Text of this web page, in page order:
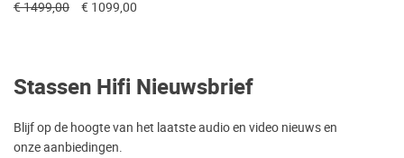
€ 1499,00
€ 1099,00
Stassen Hifi Nieuwsbrief
Blijf op de hoogte van het laatste audio en video nieuws en
onze aanbiedingen.